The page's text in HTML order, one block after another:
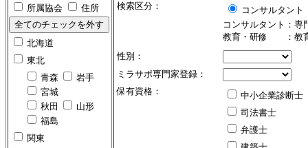
所属協会
住所
北海道
東北
青森
岩手
宮城
秋田
山形
福島
関東
検索区分：
コンサルタント
コンサルタント：専
教育・研修 ：教育
性別：
ミラサポ専門家登録：
保有資格：
中小企業診断士
司法書士
弁護士